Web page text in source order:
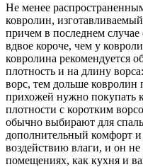
Не менее
ковролин,
причем в последнем
вдвое короче, чем у
ковролина рекомендуется
плотность и на длину
ворс, тем дольше ковролин
прихожей нужно покупать
плотности с коротким
обычно выбирают для
дополнительный комфорт
воздействию влаги, и он не
помещениях, как кухня и